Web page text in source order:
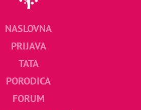
NASLOVNA
PRIJAVA
TATA
PORODICA
FORUM